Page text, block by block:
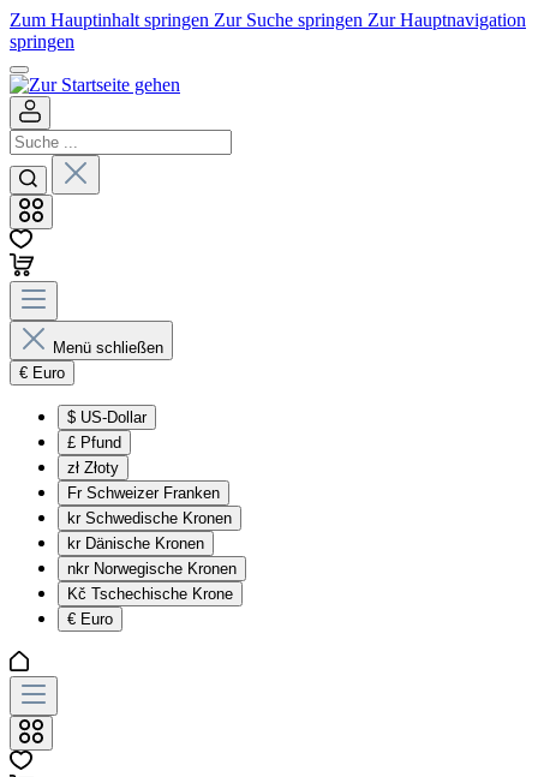
Zum Hauptinhalt springen Zur Suche springen Zur Hauptnavigation
springen
Menü schließen
€ Euro
$ US-Dollar
£ Pfund
zł Złoty
Fr Schweizer Franken
kr Schwedische Kronen
kr Dänische Kronen
nkr Norwegische Kronen
Kč Tschechische Krone
€ Euro